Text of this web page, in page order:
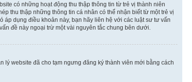
có những hoạt động thu thập thông tin từ trẻ vị thành niên
thu thập những thông tin cá nhân có thể nhận biết từ một trẻ vị
dụng điều khoản này, bạn hãy liên hệ với các luật sư tư vấn
đề này ngoại trừ một vài nguyên tắc chung bên dưới.
website đã cho tạm ngưng đăng ký thành viên mới bằng cách